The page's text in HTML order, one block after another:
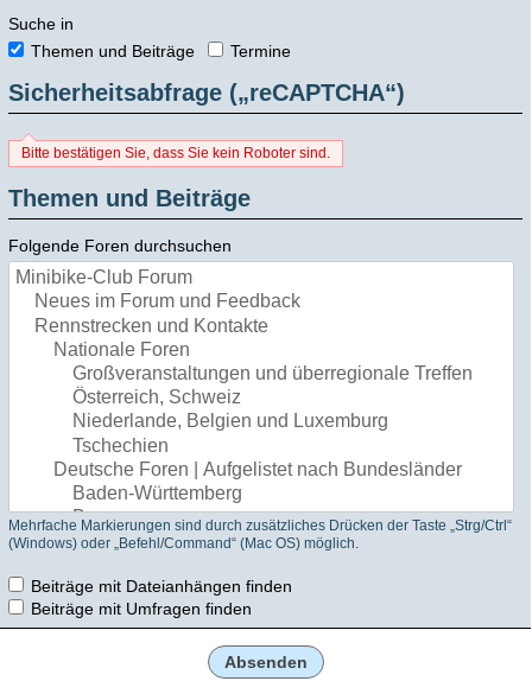
Suche in
Themen und Beiträge
Termine
Sicherheitsabfrage („reCAPTCHA“)
Bitte bestätigen Sie, dass Sie kein Roboter sind.
Themen und Beiträge
Folgende Foren durchsuchen
Mehrfache Markierungen sind durch zusätzliches Drücken der Taste „Strg/Ctrl“
(Windows) oder „Befehl/Command“ (Mac OS) möglich.
Beiträge mit Dateianhängen finden
Beiträge mit Umfragen finden